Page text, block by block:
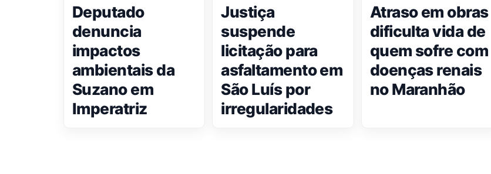
Deputado
denuncia
impactos
ambientais da
Suzano em
Imperatriz
Justiça
suspende
licitação para
asfaltamento em
São Luís por
irregularidades
Atraso em obras
dificulta vida de
quem sofre com
doenças renais
no Maranhão